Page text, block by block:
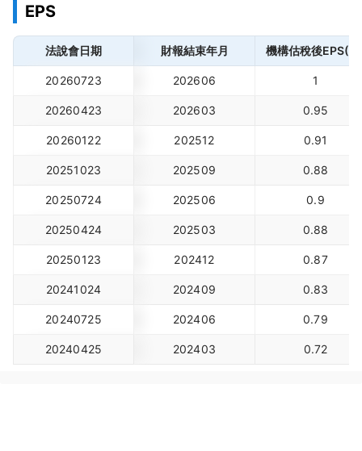
EPS
法說會日期 財報結束年月 機構估稅後EPS(
20260723 202606 1
20260423 202603 0.95
20260122 202512 0.91
20251023 202509 0.88
20250724 202506 0.9
20250424 202503 0.88
20250123 202412 0.87
20241024 202409 0.83
20240725 202406 0.79
20240425 202403 0.72